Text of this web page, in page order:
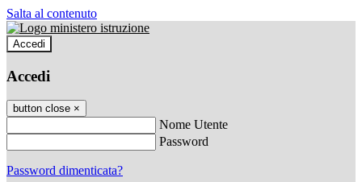
Salta al contenuto
Accedi
Accedi
button close ×
Nome Utente
Password
Password dimenticata?